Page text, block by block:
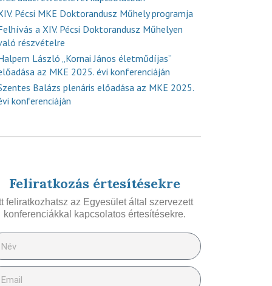
Pécsi MKE Doktorandusz Műhely programja
a XIV. Pécsi Doktorandusz Műhelyen
részvételre
László „Kornai János életműdíjas”
az MKE 2025. évi konferenciáján
Balázs plenáris előadása az MKE 2025.
konferenciáján
Feliratkozás értesítésekre
feliratkozhatsz az Egyesület által szervezett
konferenciákkal kapcsolatos értesítésekre.